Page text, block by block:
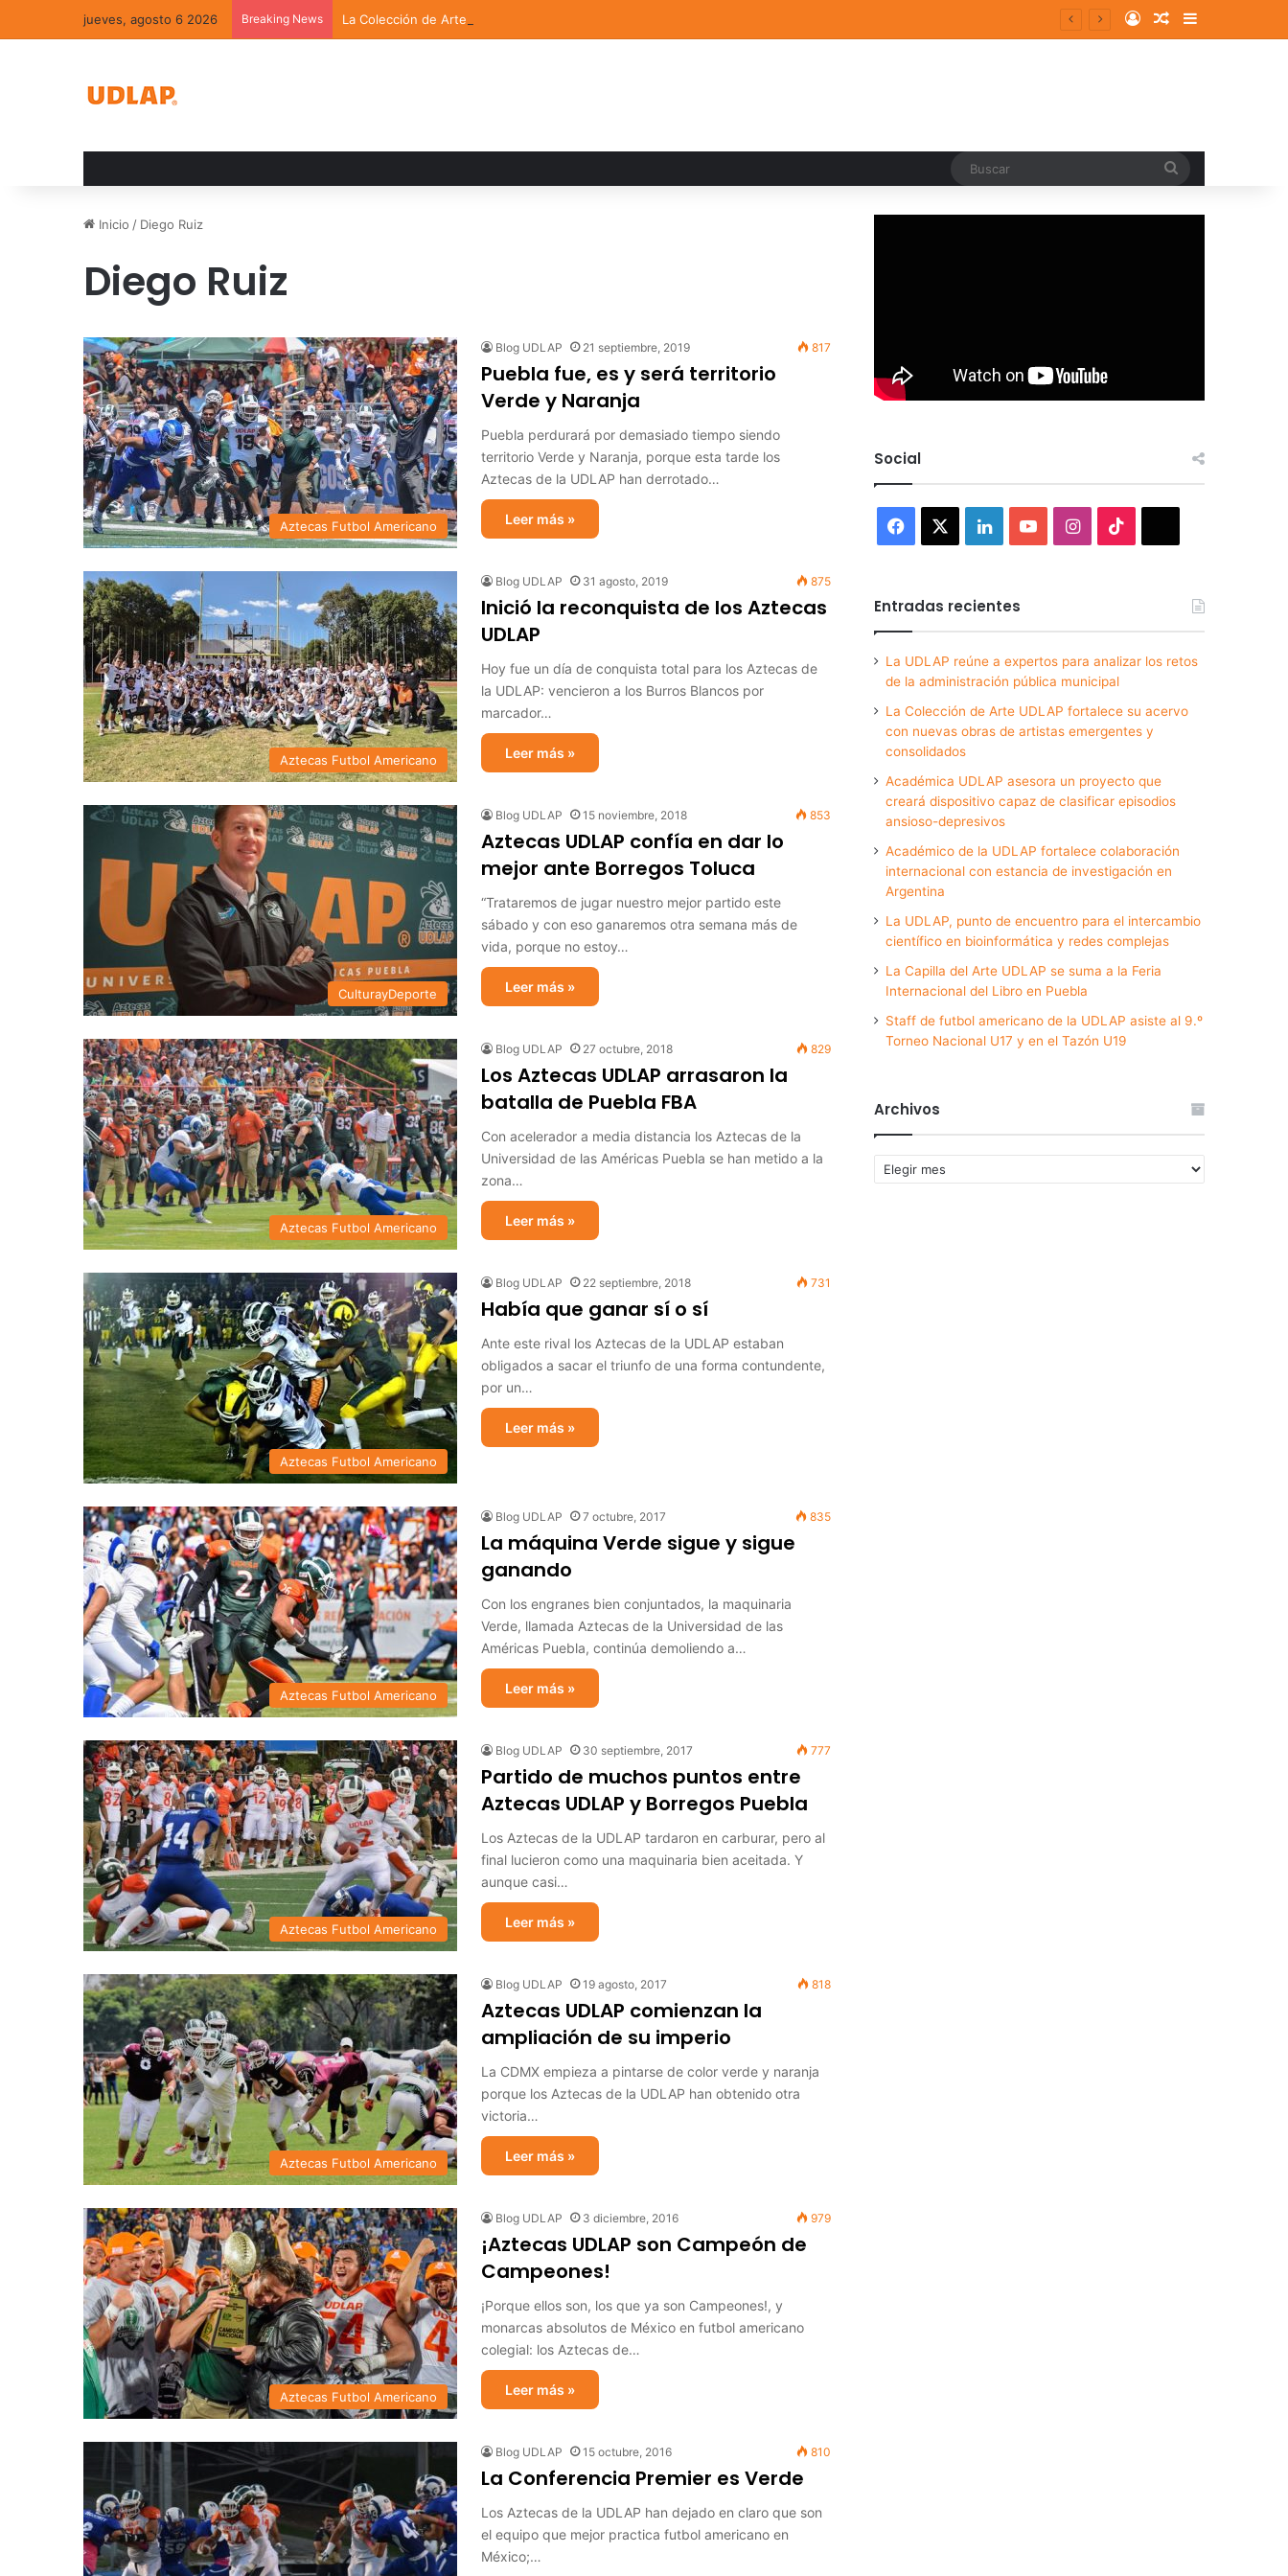
jueves, agosto 6 2026 Breaking News La Colección de Arte UDLAP fortalece su acervo con nuevas obras de artistas emergentes y consolidados Log InRandom Article
Sidebar
Inicio / Diego Ruiz
Diego Ruiz
Aztecas Futbol Americano
Blog UDLAP 21 septiembre, 2019 817
Puebla fue, es y será territorio
Verde y Naranja
Puebla perdurará por demasiado tiempo siendo
territorio Verde y Naranja, porque esta tarde los
Aztecas de la UDLAP han derrotado…
Leer más »
Aztecas Futbol Americano
Blog UDLAP 31 agosto, 2019 875
Inició la reconquista de los Aztecas
UDLAP
Hoy fue un día de conquista total para los Aztecas de
la UDLAP: vencieron a los Burros Blancos por
marcador…
Leer más »
CulturayDeporte
Blog UDLAP 15 noviembre, 2018 853
Aztecas UDLAP confía en dar lo
mejor ante Borregos Toluca
“Trataremos de jugar nuestro mejor partido este
sábado y con eso ganaremos otra semana más de
vida, porque no estoy…
Leer más »
Aztecas Futbol Americano
Blog UDLAP 27 octubre, 2018 829
Los Aztecas UDLAP arrasaron la
batalla de Puebla FBA
Con acelerador a media distancia los Aztecas de la
Universidad de las Américas Puebla se han metido a la
zona…
Leer más »
Aztecas Futbol Americano
Blog UDLAP 22 septiembre, 2018 731
Había que ganar sí o sí
Ante este rival los Aztecas de la UDLAP estaban
obligados a sacar el triunfo de una forma contundente,
por un…
Leer más »
Aztecas Futbol Americano
Blog UDLAP 7 octubre, 2017 835
La máquina Verde sigue y sigue
ganando
Con los engranes bien conjuntados, la maquinaria
Verde, llamada Aztecas de la Universidad de las
Américas Puebla, continúa demoliendo a…
Leer más »
Aztecas Futbol Americano
Blog UDLAP 30 septiembre, 2017 777
Partido de muchos puntos entre
Aztecas UDLAP y Borregos Puebla
Los Aztecas de la UDLAP tardaron en carburar, pero al
final lucieron como una maquinaria bien aceitada. Y
aunque casi…
Leer más »
Aztecas Futbol Americano
Blog UDLAP 19 agosto, 2017 818
Aztecas UDLAP comienzan la
ampliación de su imperio
La CDMX empieza a pintarse de color verde y naranja
porque los Aztecas de la UDLAP han obtenido otra
victoria…
Leer más »
Aztecas Futbol Americano
Blog UDLAP 3 diciembre, 2016 979
¡Aztecas UDLAP son Campeón de
Campeones!
¡Porque ellos son, los que ya son Campeones!, y
monarcas absolutos de México en futbol americano
colegial: los Aztecas de…
Leer más »
Blog UDLAP 15 octubre, 2016 810
La Conferencia Premier es Verde
Los Aztecas de la UDLAP han dejado en claro que son
el equipo que mejor practica futbol americano en
México;…
Social
Facebook LinkedInYouTubeInstagram
Entradas recientes
La UDLAP reúne a expertos para analizar los retos
de la administración pública municipal
La Colección de Arte UDLAP fortalece su acervo
con nuevas obras de artistas emergentes y
consolidados
Académica UDLAP asesora un proyecto que
creará dispositivo capaz de clasificar episodios
ansioso-depresivos
Académico de la UDLAP fortalece colaboración
internacional con estancia de investigación en
Argentina
La UDLAP, punto de encuentro para el intercambio
científico en bioinformática y redes complejas
La Capilla del Arte UDLAP se suma a la Feria
Internacional del Libro en Puebla
Staff de futbol americano de la UDLAP asiste al 9.º
Torneo Nacional U17 y en el Tazón U19
Archivos
Archivos